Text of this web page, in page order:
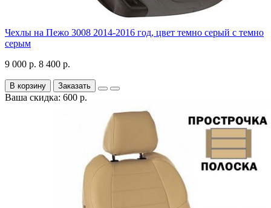
Чехлы на Пежо 3008 2014-2016 год, цвет темно серый с темно
серым
9 000 р. 8 400 р.
В корзину Заказать
Ваша скидка: 600 р.